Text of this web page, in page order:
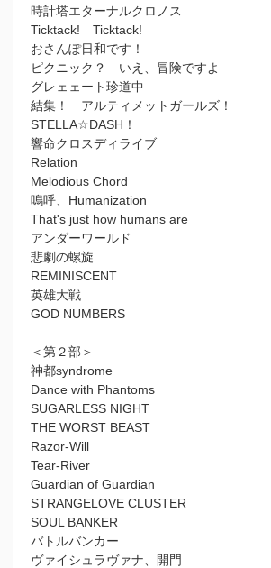
時計塔エターナルクロノス
Ticktack! Ticktack!
おさんぽ日和です！
ピクニック？ いえ、冒険ですよ
グレェェート珍道中
結集！ アルティメットガールズ！
STELLA☆DASH！
響命クロスディライブ
Relation
Melodious Chord
嗚呼、Humanization
That's just how humans are
アンダーワールド
悲劇の螺旋
REMINISCENT
英雄大戦
GOD NUMBERS
＜第２部＞
神都syndrome
Dance with Phantoms
SUGARLESS NIGHT
THE WORST BEAST
Razor-Will
Tear-River
Guardian of Guardian
STRANGELOVE CLUSTER
SOUL BANKER
バトルバンカー
ヴァイシュラヴァナ、開門